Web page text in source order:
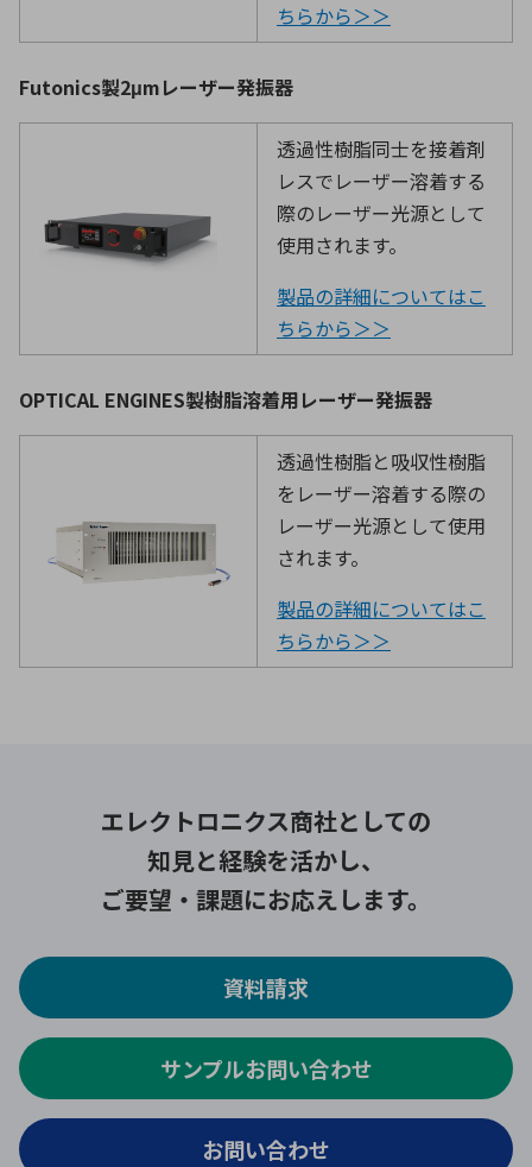
ちらから＞＞
Futonics製2μmレーザー発振器
透過性樹脂同士を接着剤
レスでレーザー溶着する
際のレーザー光源として
使用されます。
製品の詳細についてはこ
ちらから＞＞
OPTICAL ENGINES製樹脂溶着用レーザー発振器
透過性樹脂と吸収性樹脂
をレーザー溶着する際の
レーザー光源として使用
されます。
製品の詳細についてはこ
ちらから＞＞
エレクトロニクス商社としての
知見と経験を活かし、
ご要望・課題にお応えします。
資料請求
サンプルお問い合わせ
お問い合わせ